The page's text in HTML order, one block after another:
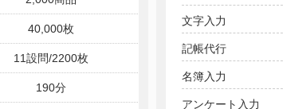
40,000枚
11設問/2200枚
190分
文字入力
記帳代行
名簿入力
アンケート入力